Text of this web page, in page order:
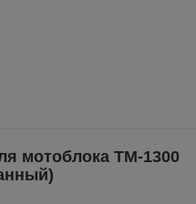
мотоблока ТМ-1300